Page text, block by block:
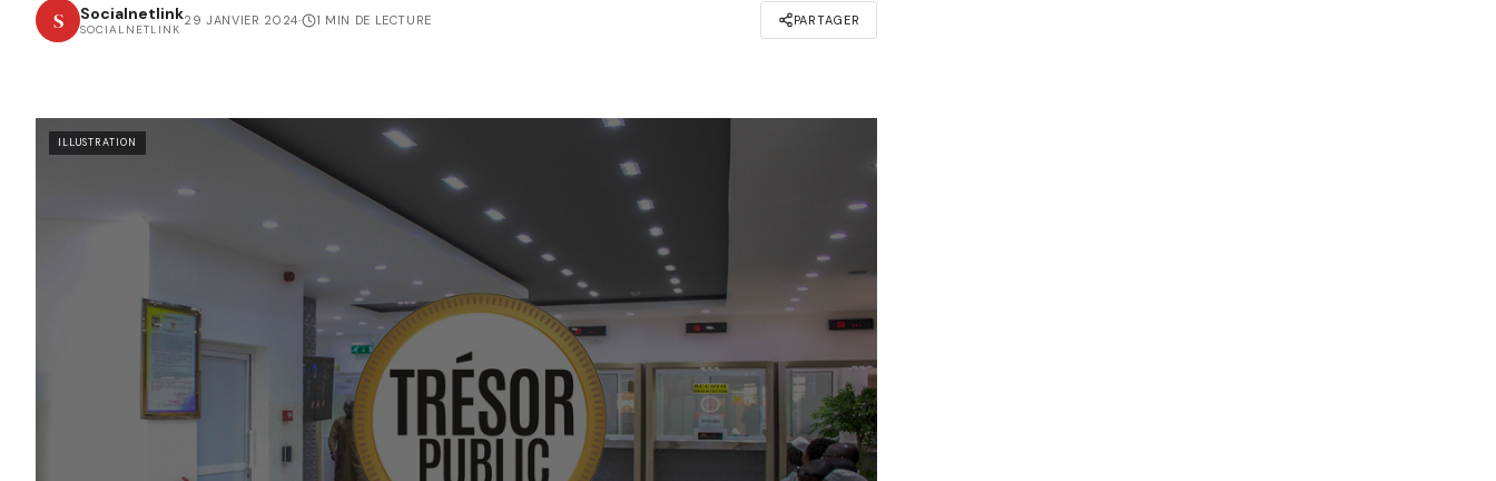
S Socialnetlink
SOCIALNETLINK
29 JANVIER 2024· 1 MIN DE LECTURE PARTAGER
ILLUSTRATION